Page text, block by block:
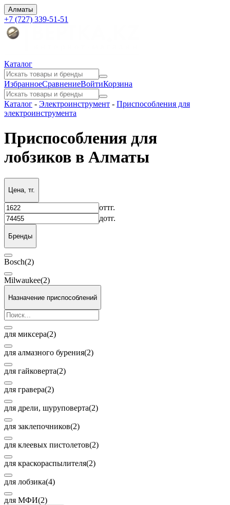
Алматы
+7 (727) 339-51-51
Каталог
ИзбранноеСравнениеВойтиКорзина
Каталог - Электроинструмент - Приспособления для
электроинструмента
Приспособления для
лобзиков в Алматы
Цена, тг.
оттг.
дотг.
Бренды
Bosch(2)
Milwaukee(2)
Назначение приспособлений
для миксера(2)
для алмазного бурения(2)
для гайковерта(2)
для гравера(2)
для дрели, шуруповерта(2)
для заклепочников(2)
для клеевых пистолетов(2)
для краскораспылителя(2)
для лобзика(4)
для МФИ(2)